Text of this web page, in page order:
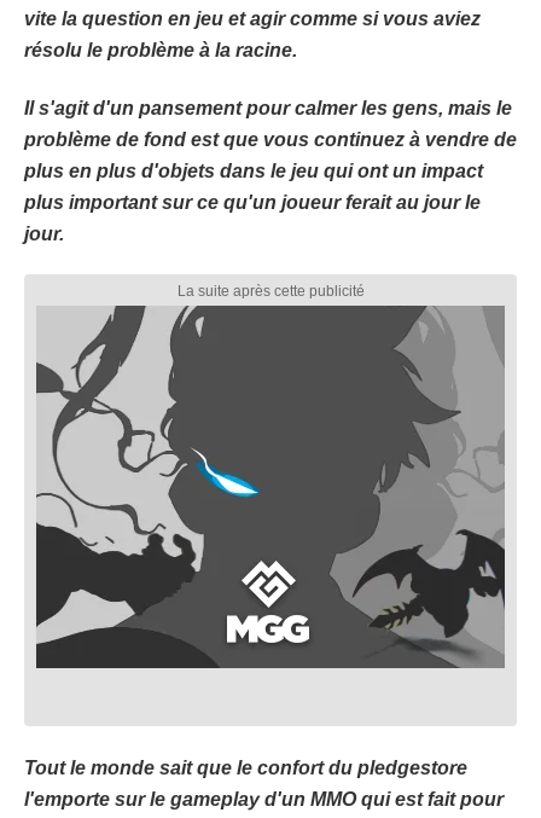
vite la question en jeu et agir comme si vous aviez
résolu le problème à la racine.
Il s'agit d'un pansement pour calmer les gens, mais le
problème de fond est que vous continuez à vendre de
plus en plus d'objets dans le jeu qui ont un impact
plus important sur ce qu'un joueur ferait au jour le
jour.
Tout le monde sait que le confort du pledgestore
l'emporte sur le gameplay d'un MMO qui est fait pour